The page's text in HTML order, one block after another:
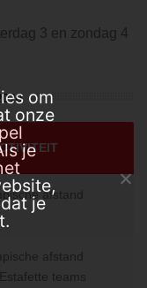
3 en zondag 4
afstand
afstand
teams
om
onze
je
je